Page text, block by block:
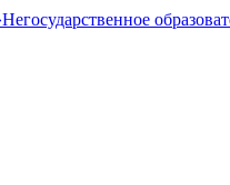
Негосударственное